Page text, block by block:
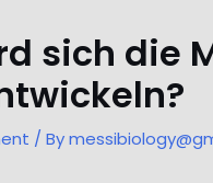
sich die
/ By